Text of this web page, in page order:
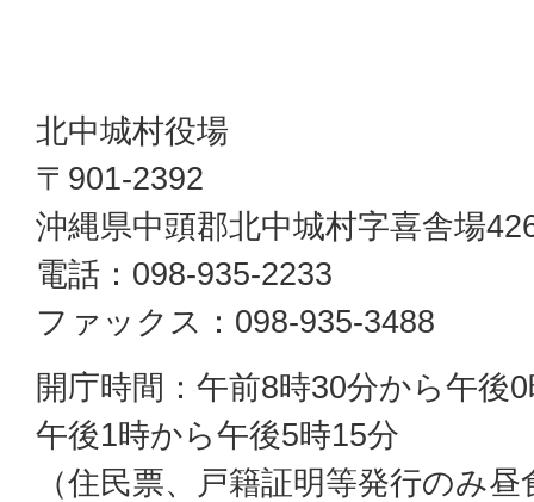
北中城村役場
〒901-2392
沖縄県中頭郡北中城村字喜舎場
電話：098-935-2233
ファックス：098-935-3488
開庁時間：午前8時30分から午後
午後1時から午後5時15分
（住民票、戸籍証明等発行のみ昼